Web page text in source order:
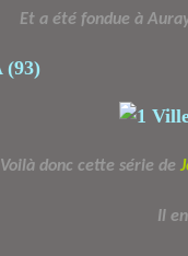
Et a été fondue à
Voilà donc cette série de
Il